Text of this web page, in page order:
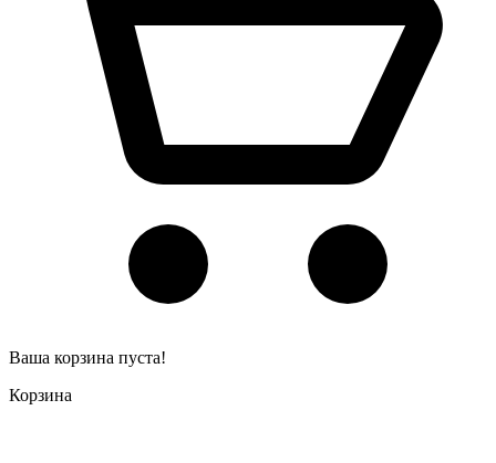
Ваша корзина пуста!
Корзина